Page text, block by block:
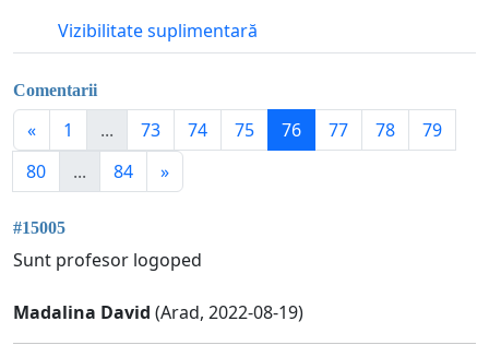
Vizibilitate suplimentară
Comentarii
« 1 ... 73 74 75 76 77 78
79
80
... 84 »
#15005
Sunt profesor logoped
Madalina David (Arad, 2022-08-19)